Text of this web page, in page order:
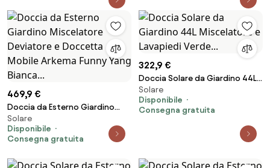
469,9 €
Doccia da Esterno Giardino
Miscelatore Deviatore e
Doccetta Mobile Arkema Funny
Yang Bianca...
Solare
Disponibile
Consegna gratuita
322,9 €
Doccia Solare da Giardino 44L
Miscelatore e Lavapiedi Verde...
Solare
Disponibile
Consegna gratuita